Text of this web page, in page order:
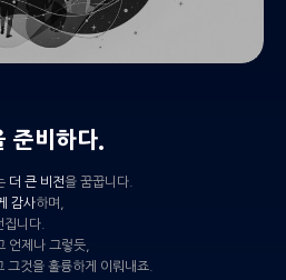
준비하다.
더 큰 비전을 꿈꿉니다.
감사하며,
니다.
언제나 그렇듯,
그것을 훌륭하게 이뤄내죠.